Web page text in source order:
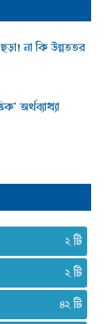
না কি উন্নততর
অর্থব্যাখ্যা
২
২
৪২